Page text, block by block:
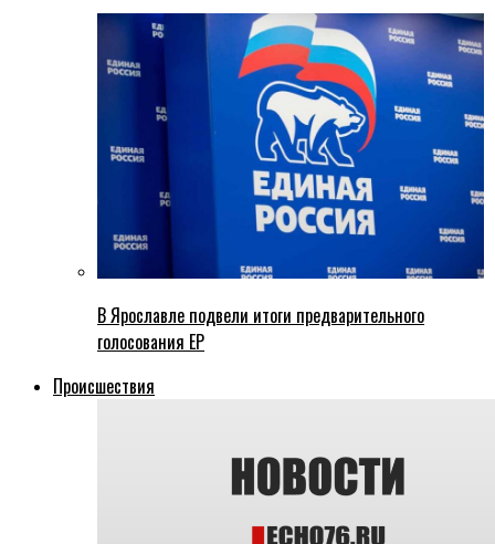
В Ярославле подвели итоги предварительного
голосования ЕР
Происшествия